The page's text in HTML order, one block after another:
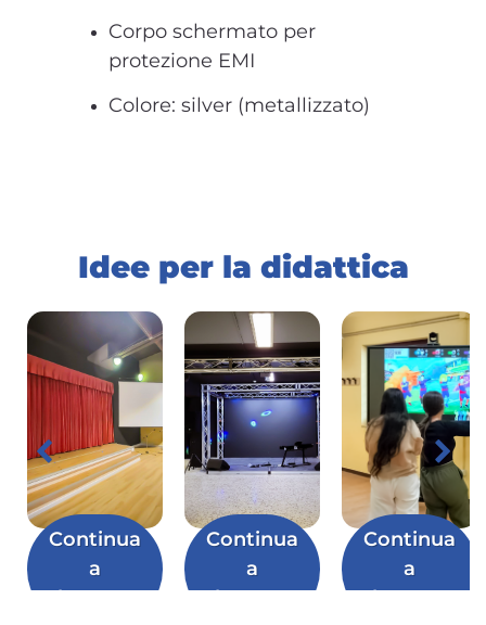
Corpo schermato per
protezione EMI
Colore: silver (metallizzato)
Idee per la didattica
Continua
a
leggere
Continua
a
leggere
Continua
a
leggere